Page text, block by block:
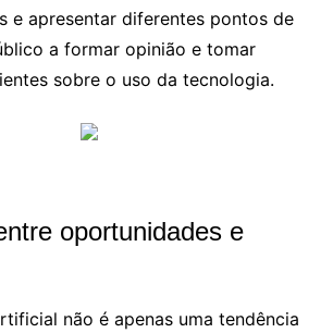
e apresentar diferentes pontos de
a formar opinião e tomar
sobre o uso da tecnologia.
oportunidades e
não é apenas uma tendência